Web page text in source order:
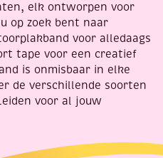
elk ontworpen voor
op zoek bent naar
voor alledaags
tape voor een creatief
is onmisbaar in elke
de verschillende soorten
voor al jouw